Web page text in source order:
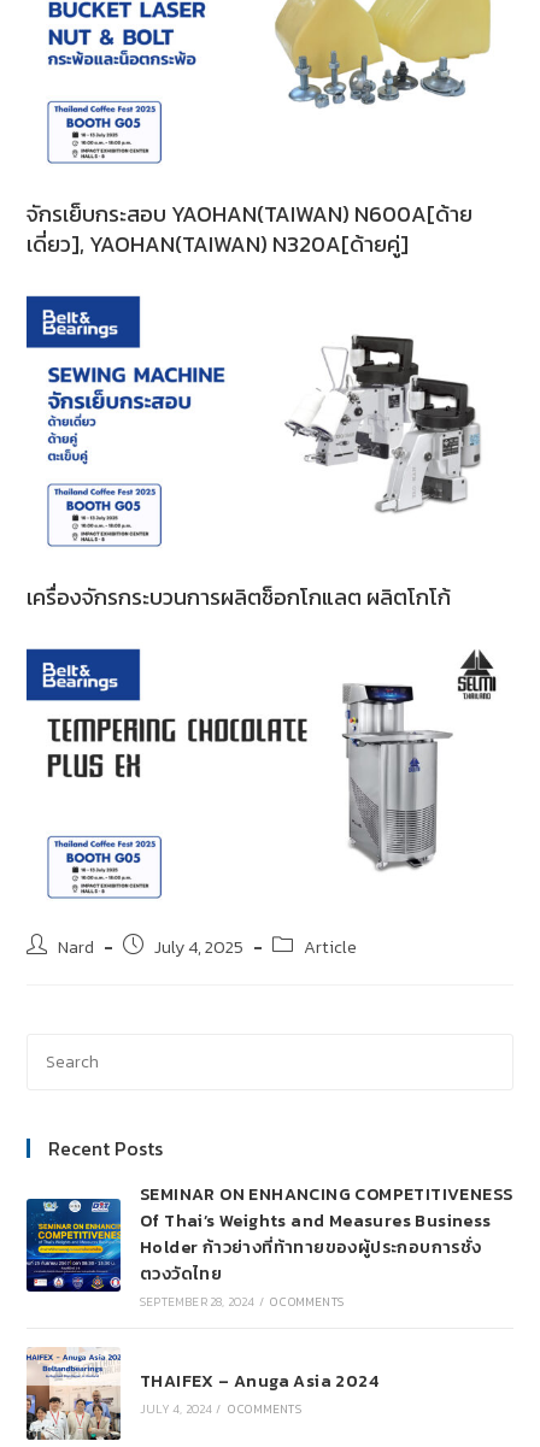
จักรเย็บกระสอบ YAOHAN(TAIWAN) N600A[ด้าย
เดี่ยว], YAOHAN(TAIWAN) N320A[ด้ายคู่]
เครื่องจักรกระบวนการผลิตช็อกโกแลต ผลิตโกโก้
Nard July 4, 2025 Article
Recent Posts
SEMINAR ON ENHANCING COMPETITIVENESS
Of Thai’s Weights and Measures Business
Holder ก้าวย่างที่ท้าทายของผู้ประกอบการชั่ง
ตวงวัดไทย
SEPTEMBER 28, 2024 / 0 COMMENTS
THAIFEX – Anuga Asia 2024
JULY 4, 2024 / 0 COMMENTS